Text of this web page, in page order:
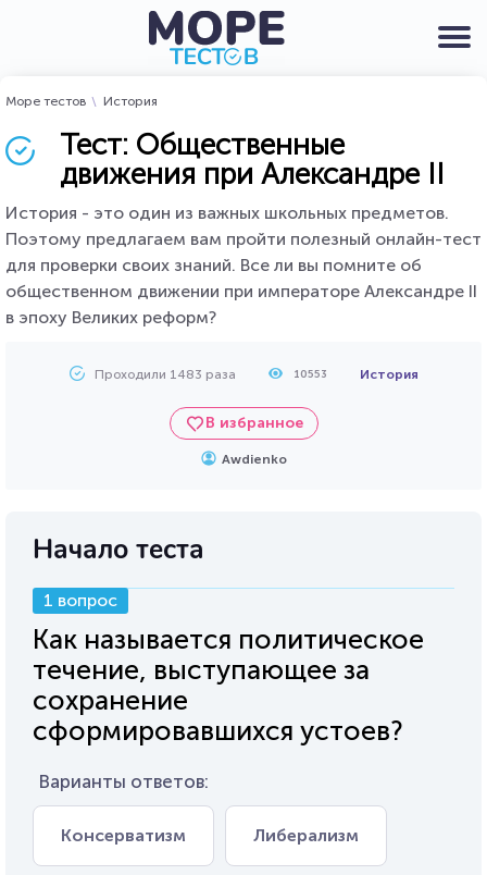
Море тестов История
Тест: Общественные
движения при Александре II
История - это один из важных школьных предметов.
Поэтому предлагаем вам пройти полезный онлайн-тест
для проверки своих знаний. Все ли вы помните об
общественном движении при императоре Александре II
в эпоху Великих реформ?
Проходили 1483 раза 10553 История
В избранное
Awdienko
Начало теста
1 вопрос
Как называется политическое
течение, выступающее за
сохранение
сформировавшихся устоев?
Варианты ответов:
Консерватизм Либерализм